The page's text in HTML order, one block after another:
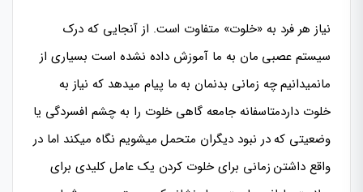
نیاز هر فرد به «خلوت» متفاوت است. از آنجایی که درک
سیستم عصبی مان به ما آموزش داده نشده است بسیاری از
مانمیدانیم چه زمانی بدنمان به ما پیام میدهد که نیاز به
خلوت داردمتاسفانه جامعه گاهی خلوت را به چشم افسردگی یا
وضعیتی که در نبود دیگران متحمل میشویم نگاه میکند اما در
واقع داشتن زمانی برای خلوت کردن یک عامل کلیدی برای